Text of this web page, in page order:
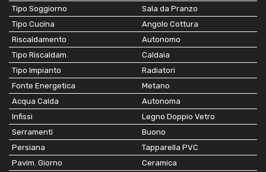
Tipo Soggiorno
Sala da Pranzo
Tipo Cucina
Angolo Cottura
Riscaldamento
Autonomo
Tipo Riscaldam.
Caldaia
Tipo Impianto
Radiatori
Fonte Energetica
Metano
Acqua Calda
Autonoma
Infissi
Legno Doppio Vetro
Serramenti
Buono
Persiana
Tapparella PVC
Pavim. Giorno
Ceramica